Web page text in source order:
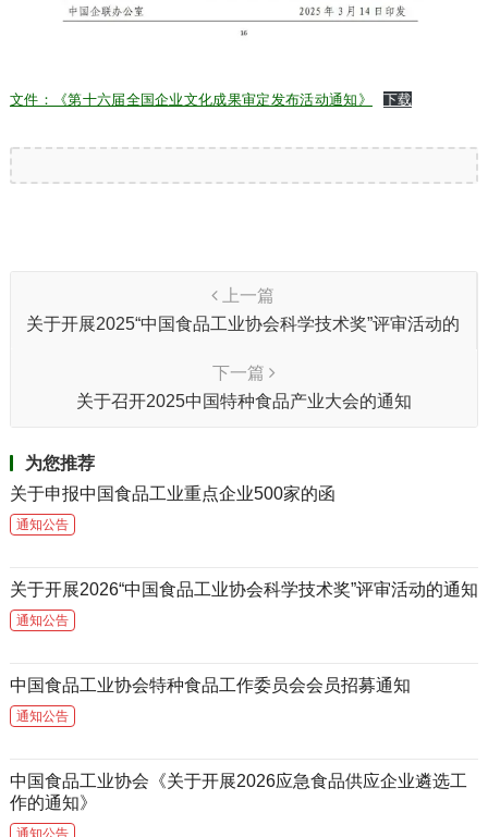
文件：《第十六届全国企业文化成果审定发布活动通知》 下载
上一篇
关于开展2025“中国食品工业协会科学技术奖”评审活动的
下一篇
关于召开2025中国特种食品产业大会的通知
为您推荐
关于申报中国食品工业重点企业500家的函
通知公告
关于开展2026“中国食品工业协会科学技术奖”评审活动的通知
通知公告
中国食品工业协会特种食品工作委员会会员招募通知
通知公告
中国食品工业协会《关于开展2026应急食品供应企业遴选工
作的通知》
通知公告